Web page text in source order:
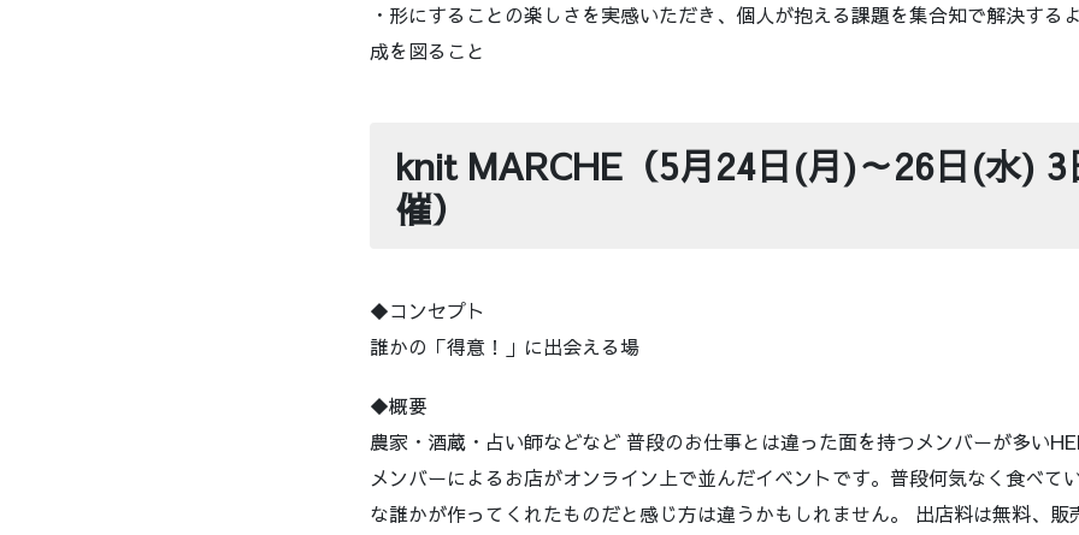
・形にすることの楽しさを実感いただき、個人が抱える課題を集合知で解決する
成を図ること
knit MARCHE（5月24日(月)～26日(水) 3
催）
◆コンセプト
誰かの「得意！」に出会える場
◆概要
農家・酒蔵・占い師などなど 普段のお仕事とは違った面を持つメンバーが多い
メンバーによるお店がオンライン上で並んだイベントです。普段何気なく食べて
な誰かが作ってくれたものだと感じ方は違うかもしれません。 出店料は無料、販